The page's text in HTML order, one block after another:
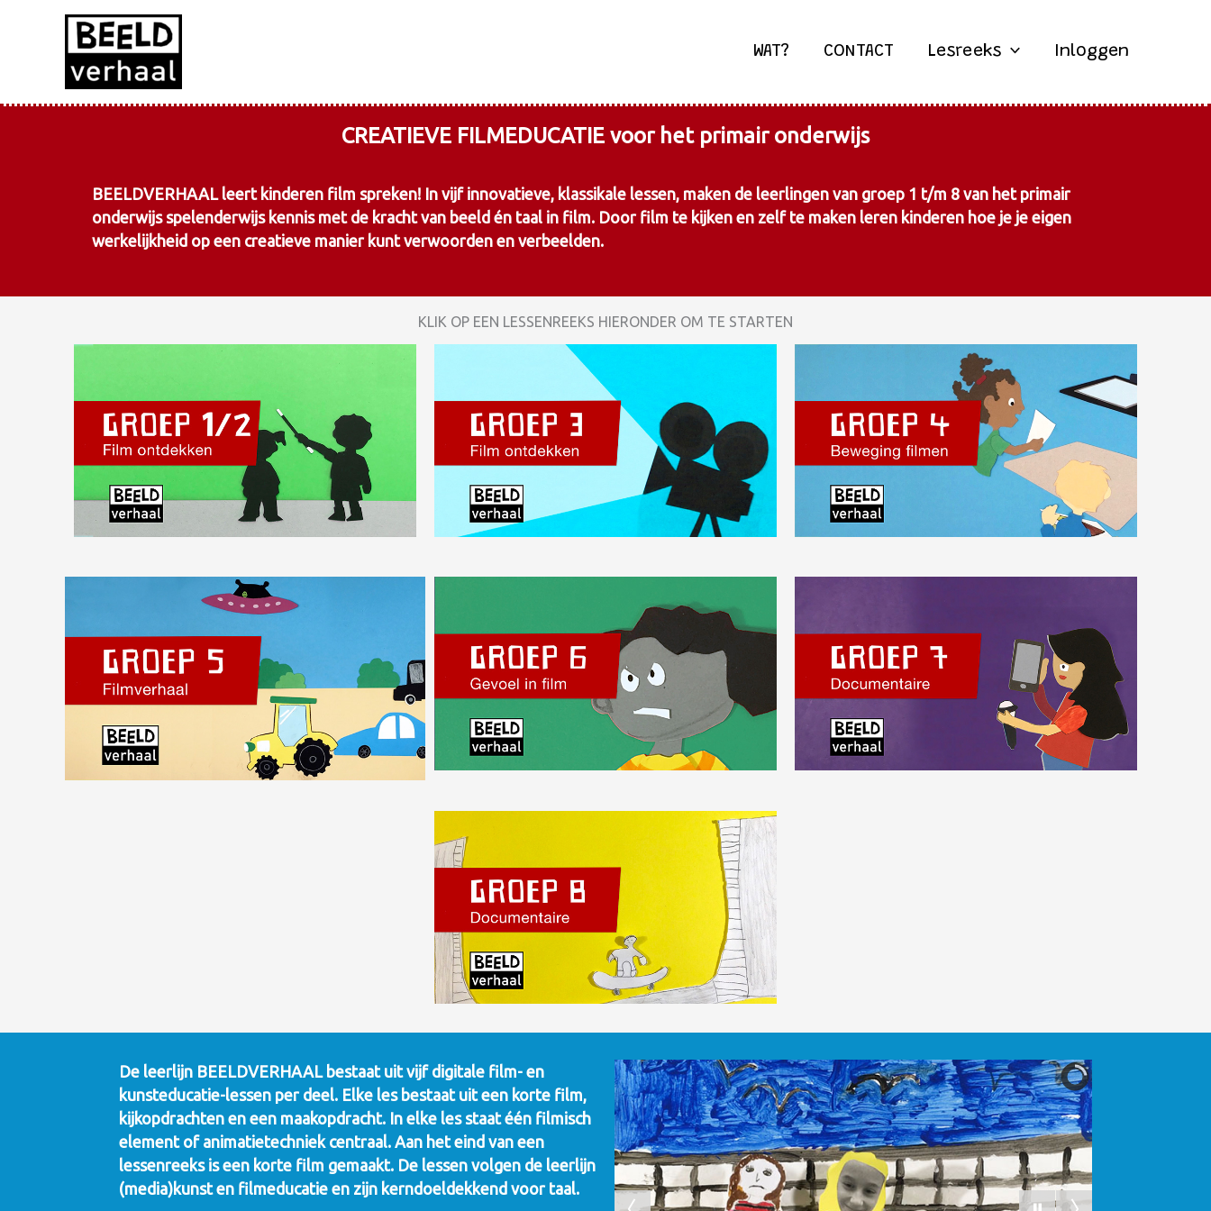
WAT? CONTACT Lesreeks Inloggen
CREATIEVE FILMEDUCATIE voor het primair onderwijs
BEELDVERHAAL leert kinderen film spreken! In vijf innovatieve, klassikale lessen, maken de leerlingen van groep 1 t/m 8 van het primair
onderwijs spelenderwijs kennis met de kracht van beeld én taal in film. Door film te kijken en zelf te maken leren kinderen hoe je je eigen
werkelijkheid op een creatieve manier kunt verwoorden en verbeelden.
KLIK OP EEN LESSENREEKS HIERONDER OM TE STARTEN
De leerlijn BEELDVERHAAL bestaat uit vijf digitale film- en
kunsteducatie-lessen per deel. Elke les bestaat uit een korte film,
kijkopdrachten en een maakopdracht. In elke les staat één filmisch
element of animatietechniek centraal. Aan het eind van een
lessenreeks is een korte film gemaakt. De lessen volgen de leerlijn
(media)kunst en filmeducatie en zijn kerndoeldekkend voor taal.